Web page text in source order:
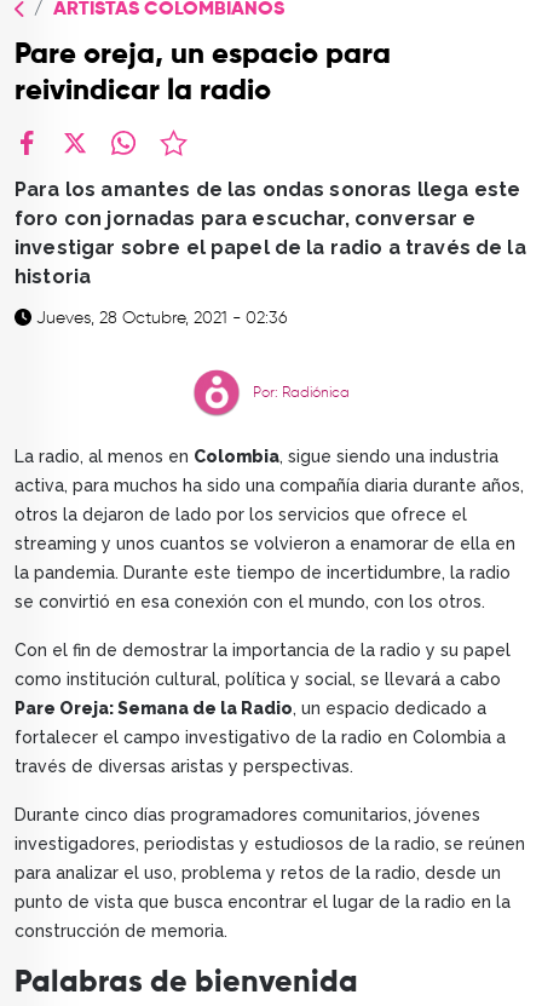
TOP
QUIÉNES SOMOS
ARTISTAS COLOMBIANOS
Pare oreja, un espacio para
reivindicar la radio
Para los amantes de las ondas sonoras llega este
foro con jornadas para escuchar, conversar e
investigar sobre el papel de la radio a través de la
historia
Jueves, 28 Octubre, 2021 - 02:36
Por: Radiónica
La radio, al menos en Colombia, sigue siendo una industria
activa, para muchos ha sido una compañía diaria durante años,
otros la dejaron de lado por los servicios que ofrece el
streaming y unos cuantos se volvieron a enamorar de ella en
la pandemia. Durante este tiempo de incertidumbre, la radio
se convirtió en esa conexión con el mundo, con los otros.
Con el fin de demostrar la importancia de la radio y su papel
como institución cultural, política y social, se llevará a cabo
Pare Oreja: Semana de la Radio, un espacio dedicado a
fortalecer el campo investigativo de la radio en Colombia a
través de diversas aristas y perspectivas.
Durante cinco días programadores comunitarios, jóvenes
investigadores, periodistas y estudiosos de la radio, se reúnen
para analizar el uso, problema y retos de la radio, desde un
punto de vista que busca encontrar el lugar de la radio en la
construcción de memoria.
Palabras de bienvenida